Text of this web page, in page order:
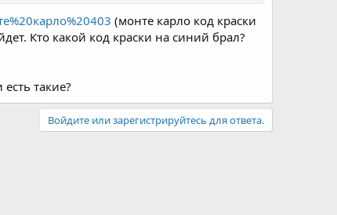
(монте карло код краски
Кто какой код краски на синий брал?
такие?
Войдите или зарегистрируйтесь для ответа.